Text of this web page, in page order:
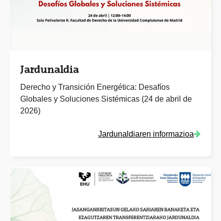
Jardunaldia
Derecho y Transición Energética: Desafíos
Globales y Soluciones Sistémicas (24 de abril de
2026)
Jardunaldiaren informazioa